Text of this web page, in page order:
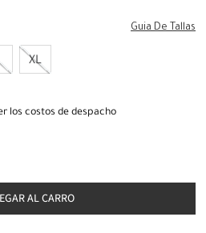
Guia De Tallas
XL
los costos de despacho
AL CARRO